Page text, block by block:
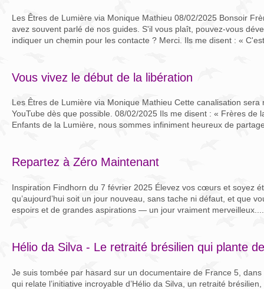
Les Êtres de Lumière via Monique Mathieu 08/02/2025 Bonsoir
avez souvent parlé de nos guides. S'il vous plaît, pouvez-vous
indiquer un chemin pour les contacte ? Merci. Ils me disent : «
Vous vivez le début de la libération
Les Êtres de Lumière via Monique Mathieu Cette canalisation
YouTube dès que possible. 08/02/2025 Ils me disent : « Frères de
Enfants de la Lumière, nous sommes infiniment heureux de
Repartez à Zéro Maintenant
Inspiration Findhorn du 7 février 2025 Élevez vos cœurs et soyez
qu’aujourd’hui soit un jour nouveau, sans tache ni défaut, et que
espoirs et de grandes aspirations — un jour vraiment merveilleux....
Hélio da Silva - Le retraité brésilien qui plante
Je suis tombée par hasard sur un documentaire de France 5,
qui relate l’initiative incroyable d’Hélio da Silva, un retraité